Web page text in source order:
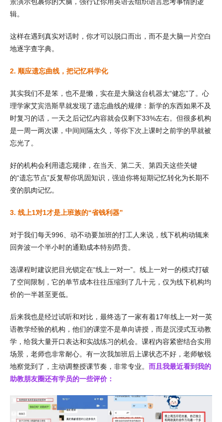
辑。
这样在遇到真实对话时，你才可以脱口而出，而不是大脑一片空白
地逐字查字典。
2. 顺应遗忘曲线，把记忆科学化
其实我们不是笨，也不是懒，实在是大脑这台机器太“健忘”了。心
理学家艾宾浩斯早就发现了遗忘曲线的规律：新学的东西如果不及
时复习的话，一天之后记忆内容就会仅剩下33%左右。但很多机构
是一周一两次课，中间间隔太久，等你下次上课时之前学的早就被
忘光了。
好的机构会利用遗忘规律，在当天、第二天、第四天这些关键
的“遗忘节点”反复帮你巩固知识，强迫你将短期记忆转化为长期不
变的肌肉记忆。
3. 线上1对1才是上班族的“省钱利器”
对于我们每天996、动不动要加班的打工人来说，线下机构动辄来
回奔波一个半小时的通勤成本特别昂贵。
选课程时建议把目光锁定在“线上一对一”。线上一对一的模式打破
了空间限制，它的单节成本往往压缩到了几十元，仅为线下机构均
价的一半甚至更低。
后来我也是经过试听和对比，最终选了一家有着17年线上一对一英
语教学经验的机构，他们的课堂不是单向讲授，而是沉浸式互动教
学，给我大量开口表达和实战练习的机会。课程内容紧密结合实用
场景，老师也非常耐心。有一次我加班后上课状态不好，老师敏锐
地察觉到了，主动调整授课节奏，非常专业。 而且我最近看到我的
助教朋友圈还有学员的一些评价：